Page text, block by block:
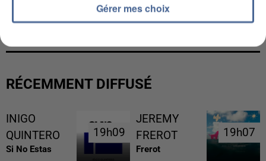
L’UN DES FONDATEURS SUPPOSÉS DE LA DZ
MAFIA INTERPELLÉ EN ALGÉRIE
RÉCEMMENT DIFFUSÉ
INIGO
QUINTERO
Si No Estas
19h09
19h09
JEREMY
FREROT
Frerot
19h07
19h07
Gérer mes choix